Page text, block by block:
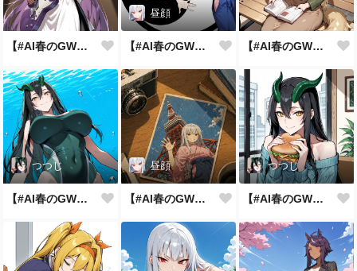
【#AI春のGWまつり】ﾛｯｹﾝﾛｰ
昼顔
【#AI春のGWまつり】平成あるある 【#AI春のGWまつり】
つつじ
【#AI春のGWまつり】水中散歩
昼顔
【#AI春のGWまつり】昭和の象徴
つつじ
【#AI春のGWまつり】がっつりサンド